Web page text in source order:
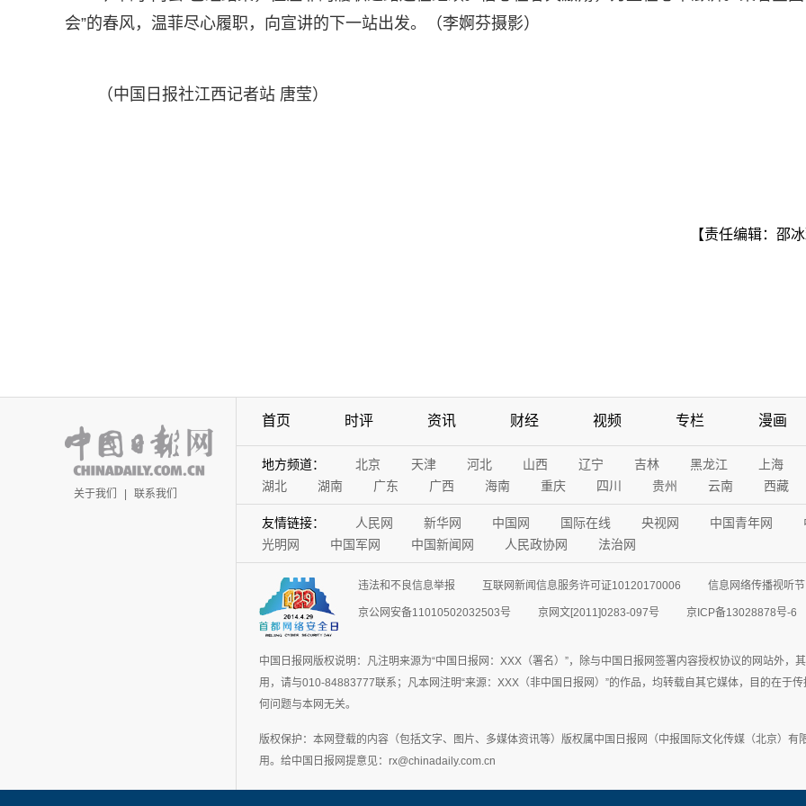
会”的春风，温菲尽心履职，向宣讲的下一站出发。（李婀芬摄影）
（中国日报社江西记者站 唐莹）
【责任编辑：邵
关于我们 | 联系我们
首页 时评 资讯 财经 视频 专栏 漫画
地方频道： 北京 天津 河北 山西 辽宁 吉林 黑龙江
上海
湖北
湖南 广东 广西 海南 重庆 四川 贵州 云南 西藏
友情链接： 人民网 新华网 中国网 国际在线 央视网 中国青年网
光明网
中国军网 中国新闻网 人民政协网 法治网
违法和不良信息举报 互联网新闻信息服务许可证10120170006 信息网络传播视听
京公网安备11010502032503号 京网文[2011]0283-097号 京ICP备13028878号-6
中国日报网版权说明：凡注明来源为“中国日报网：XXX（署名）”，除与中国日报网签署内容授权协议的网站外
用，请与010-84883777联系；凡本网注明“来源：XXX（非中国日报网）”的作品，均转载自其它媒体，目的在于
何问题与本网无关。
版权保护：本网登载的内容（包括文字、图片、多媒体资讯等）版权属中国日报网（中报国际文化传媒（北京）
用。给中国日报网提意见：rx@chinadaily.com.cn